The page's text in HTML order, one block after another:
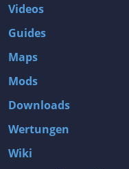
Videos
Guides
Maps
Mods
Downloads
Wertungen
Wiki